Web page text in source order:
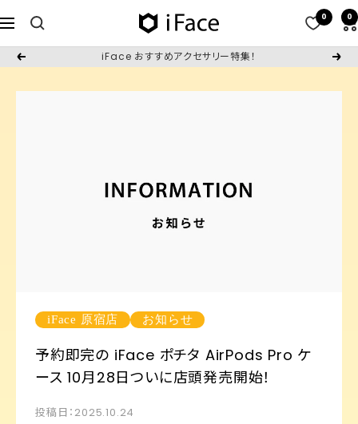
ン
ナ
ビ
ゲ
iFace
日
本
公
0 0
戻
iFace おすすめアクセサリー特集！
次
iFace 原宿店 お知らせ
予約即完の iFace ポチタ AirPods Pro ケ
ース 10月28日ついに店頭発売開始！
投稿日：2025.10.24